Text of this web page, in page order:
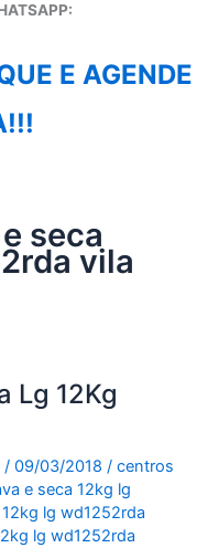
E AGENDE
seca
vila
Lg 12Kg
/09/03/2018 /centros
e seca 12kg lg
lg wd1252rda
lg wd1252rda